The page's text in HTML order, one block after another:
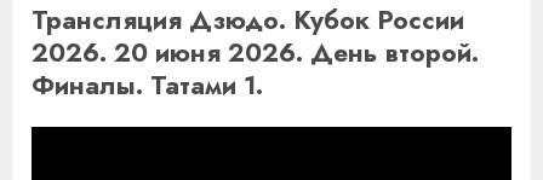
Трансляция Дзюдо. Кубок России
2026. 20 июня 2026. День второй.
Финалы. Татами 1.